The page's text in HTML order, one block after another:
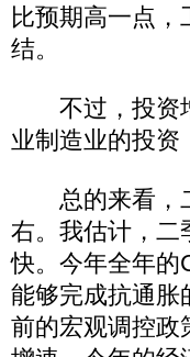
比预期高一点
结。
不过，投资增
业制造业的投资
总的来看，二
右。我估计，二
快。今年全年的
能够完成抗通胀
前的宏观调控政